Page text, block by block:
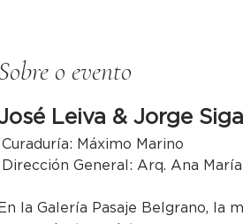
o evento
Leiva & Jorge Sigal
Curaduría: Máximo Marino
Dirección General: Arq. Ana
En la Galería Pasaje Belgrano, la